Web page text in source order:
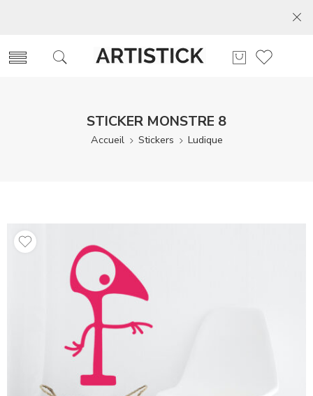
STICKER MONSTRE 8
Accueil Stickers Ludique